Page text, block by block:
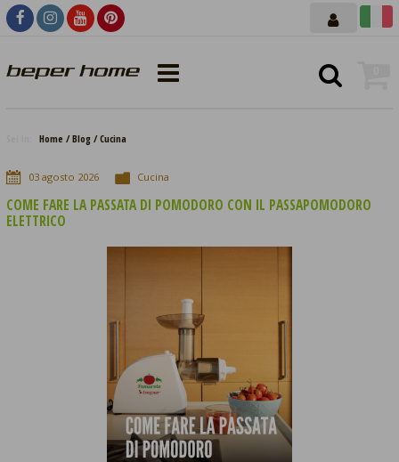
Home Blog Cucina
03 agosto 2026 Cucina
COME FARE LA PASSATA DI POMODORO CON IL PASSAPOMODORO
ELETTRICO